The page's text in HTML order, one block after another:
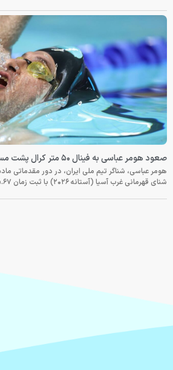
صعود هومر عباسی به فینال ۵۰ متر کرال پشت مسابقات غرب آسیا
شنای قهرمانی غرب آسیا (آستانه ۲۰۲۶) با ثبت زمان ۲۵.۶۷ ثانیه در جایگاه نخست قرار